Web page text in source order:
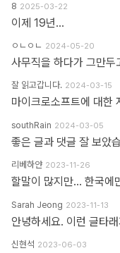
8 2025-03-22
이제 19년...
ㅇㄴㅇㄴ 2024-05-20
잘 읽고갑니다. 2024-03-15
마이크로소프트에 대한
southRain 2024-03-05
리베하얀 2023-11-26
Sarah Jeong 2023-11-13
신현석 2023-06-03